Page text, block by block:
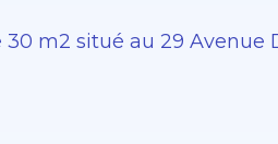
m2 situé au 29 Avenue